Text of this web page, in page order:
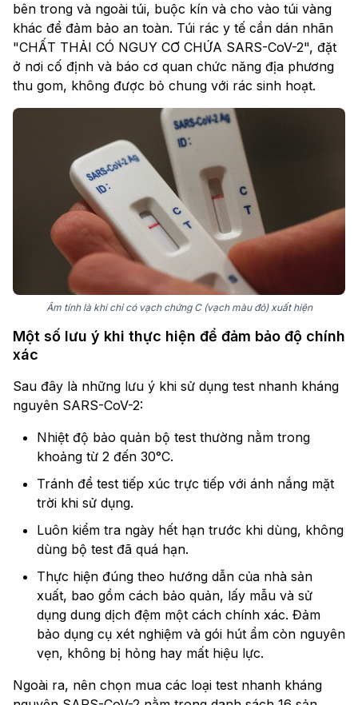
bên trong và ngoài túi, buộc kín và cho vào túi vàng
khác để đảm bảo an toàn. Túi rác y tế cần dán nhãn
"CHẤT THẢI CÓ NGUY CƠ CHỨA SARS-CoV-2", đặt
ở nơi cố định và báo cơ quan chức năng địa phương
thu gom, không được bỏ chung với rác sinh hoạt.
Âm tính là khi chỉ có vạch chứng C (vạch màu đỏ) xuất hiện
Một số lưu ý khi thực hiện để đảm bảo độ chính
xác
Sau đây là những lưu ý khi sử dụng test nhanh kháng
nguyên SARS-CoV-2:
Nhiệt độ bảo quản bộ test thường nằm trong
khoảng từ 2 đến 30°C.
Tránh để test tiếp xúc trực tiếp với ánh nắng mặt
trời khi sử dụng.
Luôn kiểm tra ngày hết hạn trước khi dùng, không
dùng bộ test đã quá hạn.
Thực hiện đúng theo hướng dẫn của nhà sản
xuất, bao gồm cách bảo quản, lấy mẫu và sử
dụng dung dịch đệm một cách chính xác. Đảm
bảo dụng cụ xét nghiệm và gói hút ẩm còn nguyên
vẹn, không bị hỏng hay mất hiệu lực.
Ngoài ra, nên chọn mua các loại test nhanh kháng